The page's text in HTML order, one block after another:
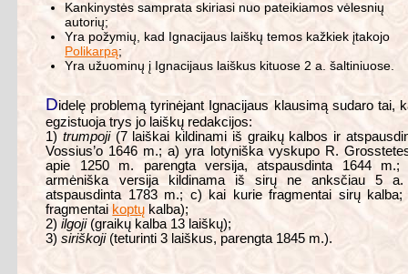
Kankinystės samprata skiriasi nuo pateikiamos vėlesnių
autorių;
Yra požymių, kad Ignacijaus laiškų temos kažkiek įtakojo
Polikarpą;
Yra užuominų į Ignacijaus laiškus kituose 2 a. šaltiniuose.
Didelę problemą tyrinėjant Ignacijaus klausimą sudaro tai,
egzistuoja trys jo laiškų redakcijos:
1)trumpoji(7 laiškai kildinami iš graikų kalbos ir
Vossius’o 1646 m.; a) yra lotyniška vyskupo R.
apie 1250 m. parengta versija, atspausdinta 1644 m.;
armėniška versija kildinama iš sirų ne anksčiau 5
atspausdinta 1783 m.; c) kai kurie fragmentai sirų kalba;
fragmentai koptų kalba);
2)ilgoji(graikų kalba 13 laiškų);
3)siriškoji(teturinti 3 laiškus, parengta 1845 m.).